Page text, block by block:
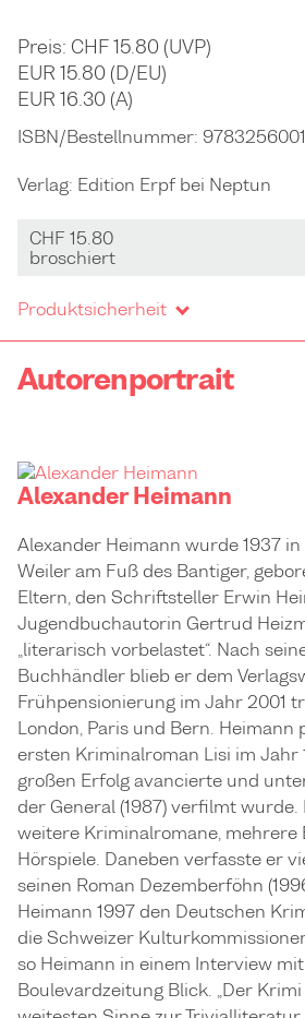
Preis: CHF 15.80 (UVP)
EUR 15.80 (D/EU)
EUR 16.30 (A)
ISBN/Bestellnummer:
Verlag: Edition Erpf bei Neptun
CHF 15.80
broschiert
Produktsicherheit
Autorenportrait
Alexander Heimann
Alexander Heimann wurde 1937
Weiler am Fuß des Bantiger,
Eltern, den Schriftsteller Erwin
Jugendbuchautorin Gertrud
„literarisch vorbelastet“. Nach
Buchhändler blieb er dem
Frühpensionierung im Jahr 2001
London, Paris und Bern. Heimann
ersten Kriminalroman Lisi im Jahr
großen Erfolg avancierte und
der General (1987) verfilmt
weitere Kriminalromane, mehrere
Hörspiele. Daneben verfasste er
seinen Roman Dezemberföhn
Heimann 1997 den Deutschen
die Schweizer
so Heimann in einem Interview
Boulevardzeitung Blick. „Der